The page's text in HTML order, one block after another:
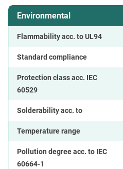
Environmental
Flammability acc. to UL94
Standard compliance
Protection class acc. IEC
60529
Solderability acc. to
Temperature range
Pollution degree acc. to IEC
60664-1